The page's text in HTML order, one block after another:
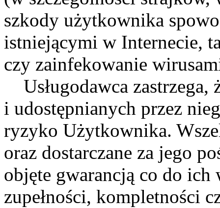
szkody użytkownika
istniejącymi w Internecie,
czy zainfekowanie
Usługodawca zastrzega,
i udostępnianych przez
ryzyko Użytkownika.
oraz dostarczane za jego
objęte gwarancją co do
zupełności, kompletności